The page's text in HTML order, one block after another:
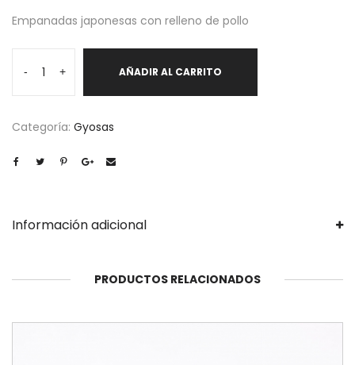
Empanadas japonesas con relleno de pollo
-
de
unidades
+ AÑADIR AL CARRITO
Categoría: Gyosas
Información adicional
PRODUCTOS RELACIONADOS